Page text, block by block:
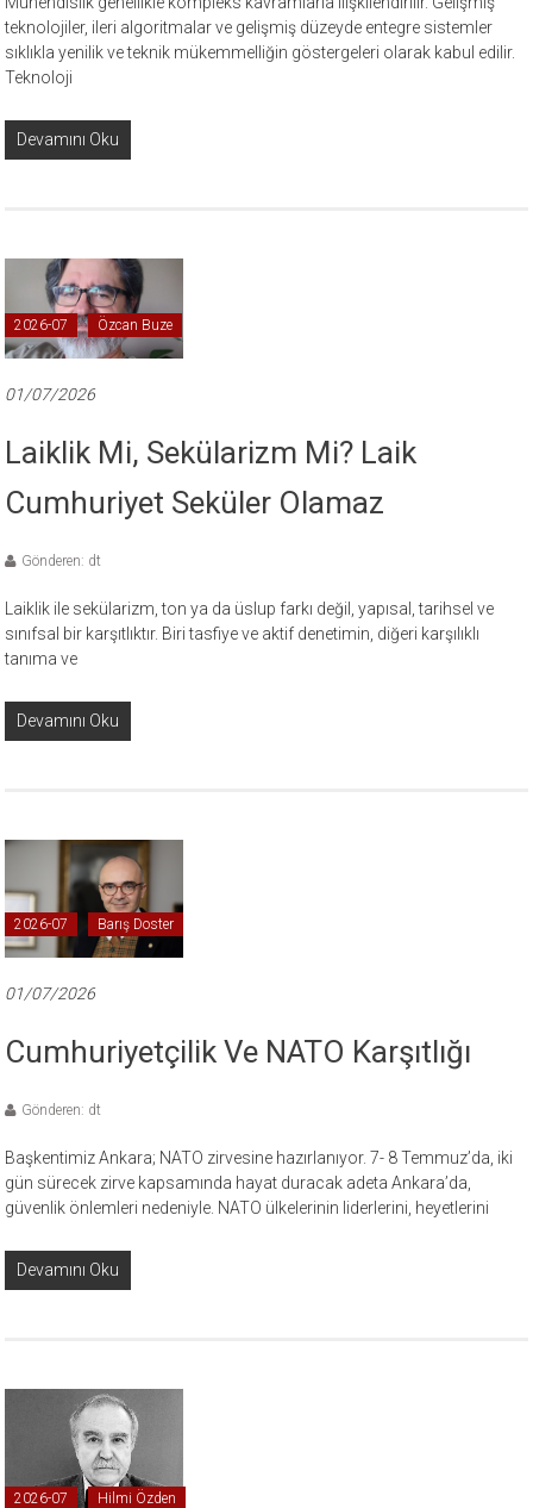
teknolojiler, ileri algoritmalar ve gelişmiş düzeyde entegre sistemler
sıklıkla yenilik ve teknik mükemmelliğin göstergeleri olarak kabul edilir.
Teknoloji
Devamını Oku
2026-07 Özcan Buze
01/07/2026
Laiklik Mi, Sekülarizm Mi? Laik
Cumhuriyet Seküler Olamaz
Gönderen: dt
Laiklik ile sekülarizm, ton ya da üslup farkı değil, yapısal, tarihsel ve
sınıfsal bir karşıtlıktır. Biri tasfiye ve aktif denetimin, diğeri karşılıklı
tanıma ve
Devamını Oku
2026-07 Barış Doster
01/07/2026
Cumhuriyetçilik Ve NATO Karşıtlığı
Gönderen: dt
Başkentimiz Ankara; NATO zirvesine hazırlanıyor. 7- 8 Temmuz’da, iki
gün sürecek zirve kapsamında hayat duracak adeta Ankara’da,
güvenlik önlemleri nedeniyle. NATO ülkelerinin liderlerini, heyetlerini
Devamını Oku
2026-07 Hilmi Özden